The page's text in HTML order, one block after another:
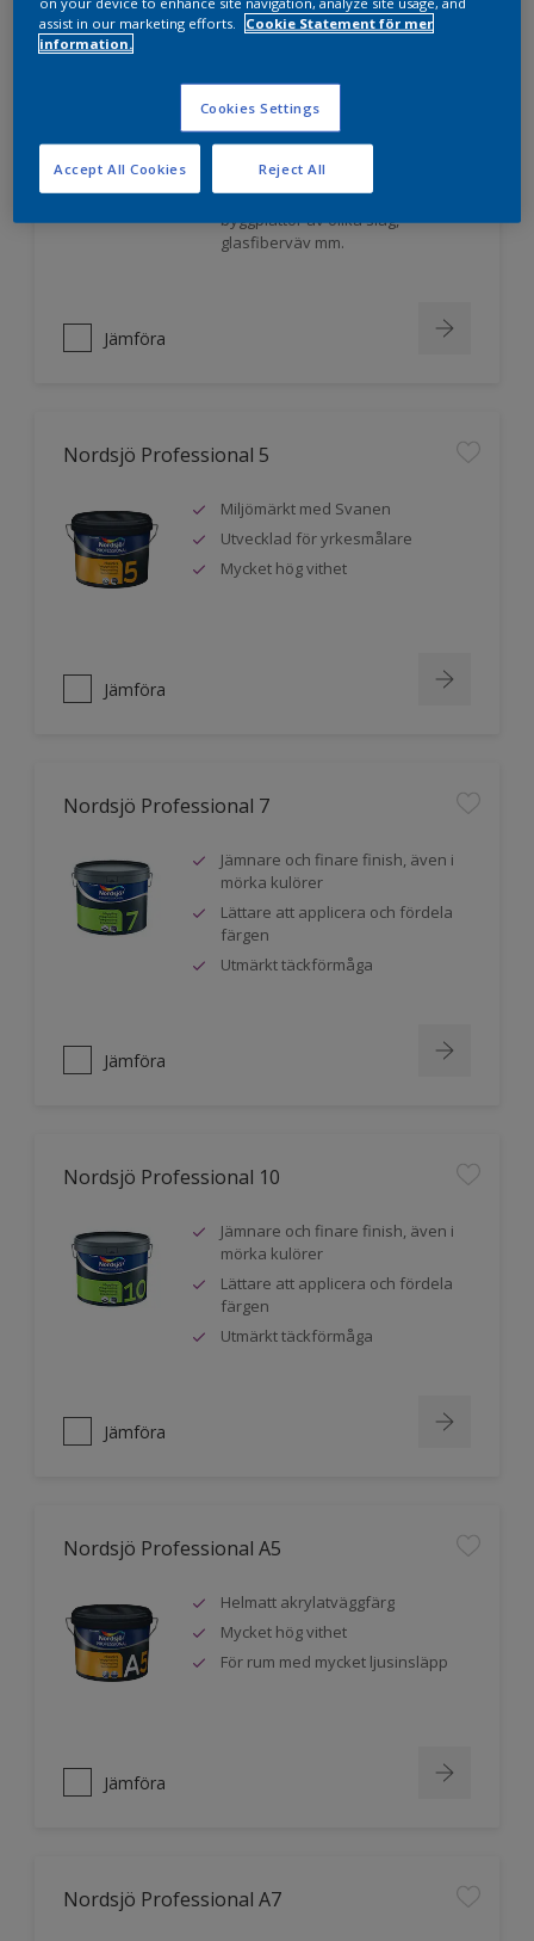
Nordsjö Professional 3
Extra hög täckförmåga
Mycket hög vithet
För puts, betong, lättbetong,
byggplattor av olika slag,
glasfiberväv mm.
Jämföra
Nordsjö Professional 5
Miljömärkt med Svanen
Utvecklad för yrkesmålare
Mycket hög vithet
Jämföra
Nordsjö Professional 7
Jämnare och finare finish, även i
mörka kulörer
Lättare att applicera och fördela
färgen
Utmärkt täckförmåga
Jämföra
Nordsjö Professional 10
Jämnare och finare finish, även i
mörka kulörer
Lättare att applicera och fördela
färgen
Utmärkt täckförmåga
Jämföra
Nordsjö Professional A5
Helmatt akrylatväggfärg
Mycket hög vithet
För rum med mycket ljusinsläpp
Jämföra
Nordsjö Professional A7
assist in our marketing efforts.
Cookie Statement för mer
information.
Cookies Settings
Reject All
Accept All Cookies